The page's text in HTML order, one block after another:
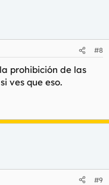
#8
prohibición de las
ves que eso.
#9